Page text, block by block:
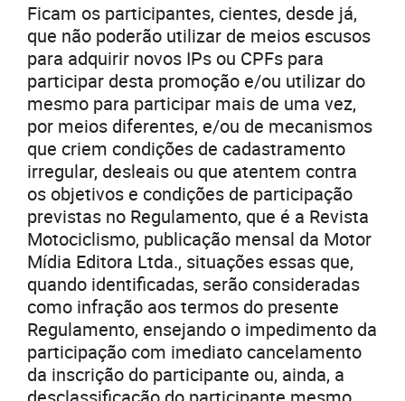
Ficam os participantes, cientes, desde já,
que não poderão utilizar de meios escusos
para adquirir novos IPs ou CPFs para
participar desta promoção e/ou utilizar do
mesmo para participar mais de uma vez,
por meios diferentes, e/ou de mecanismos
que criem condições de cadastramento
irregular, desleais ou que atentem contra
os objetivos e condições de participação
previstas no Regulamento, que é a Revista
Motociclismo, publicação mensal da Motor
Mídia Editora Ltda., situações essas que,
quando identificadas, serão consideradas
como infração aos termos do presente
Regulamento, ensejando o impedimento da
participação com imediato cancelamento
da inscrição do participante ou, ainda, a